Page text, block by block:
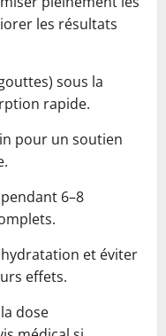
les résultats
sous la
rapide.
pour un soutien
6–8
et éviter
effets.
dose